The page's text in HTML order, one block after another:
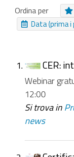
Area
Cartella
Riferimenti
NUOVI
Da ieri
Nell'ultimo
Ordina per
Data (prima i
CER:
Webinar
12:00
Si trova in
news